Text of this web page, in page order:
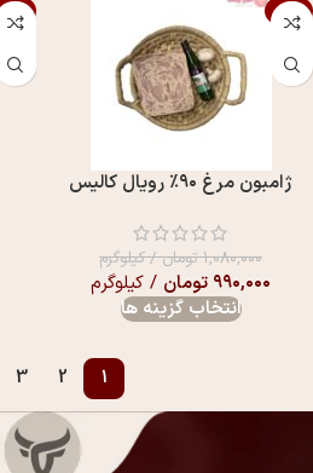
-8%
ژامبون مرغ ۹۰٪ رویال کالیس
۱,۰۸۰,۰۰۰تومان/ کیلوگرم
۹۹۰,۰۰۰ تومان / کیلوگرم
انتخاب گزینه ها
-8%
1
2
3